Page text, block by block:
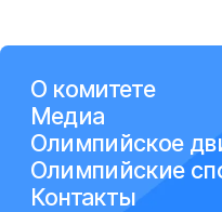
О комитете
Медиа
Олимпийское
Олимпийские
Контакты